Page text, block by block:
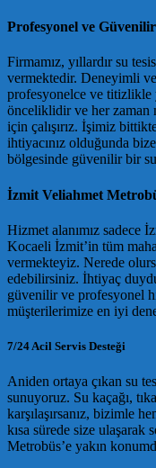
Profesyonel ve
Firmamız, yıllardır su
vermektedir. Deneyimli
profesyonelce ve
önceliklidir ve her zaman
için çalışırız. İşimiz
ihtiyacınız olduğunda
bölgesinde güvenilir bir su
İzmit Veliahmet
Hizmet alanımız sadece
Kocaeli İzmit’in tüm
vermekteyiz. Nerede
edebilirsiniz. İhtiyaç
güvenilir ve profesyonel
müşterilerimize en iyi
7/24 Acil Servis Desteği
Aniden ortaya çıkan su
sunuyoruz. Su kaçağı,
karşılaşırsanız, bizimle
kısa sürede size
Metrobüs’e yakın